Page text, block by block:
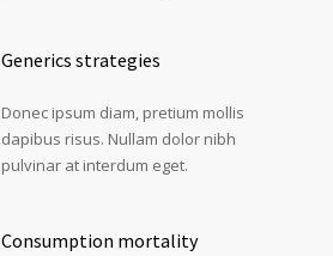
Generics strategies
Donec ipsum diam, pretium mollis
dapibus risus. Nullam dolor nibh
pulvinar at interdum eget.
Consumption mortality